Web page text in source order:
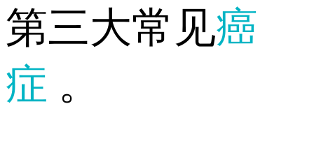
第三大常见癌
症 。